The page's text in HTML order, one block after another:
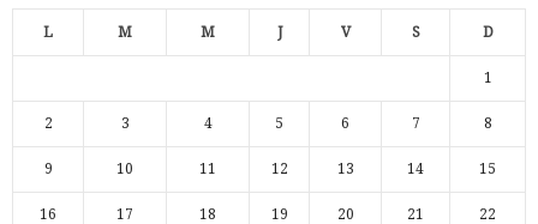
L M M J V S D
1
2 3 4 5 6 7 8
9 10 11 12 13 14 15
16 17 18 19 20 21 22